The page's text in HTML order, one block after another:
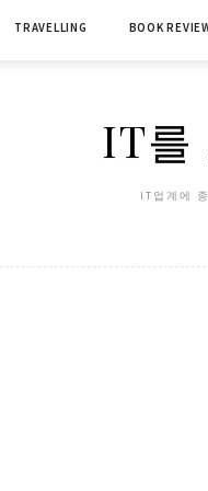
TRAVELLING BOOK
IT를
IT업계에